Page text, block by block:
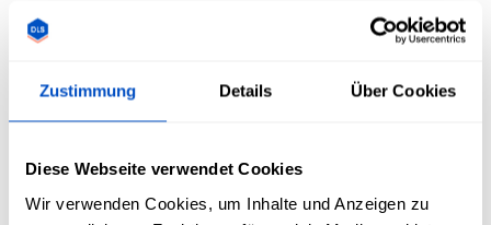
Zustimmung Details Über Cookies
Diese Webseite verwendet Cookies
Wir verwenden Cookies, um Inhalte und Anzeigen zu
weg. Sollten Teile des Etiketts fehlen, wiederhole den
Vorgang, bis das gesamte Design aufgebracht ist.
Lass das Etikett und den Stoff vollständig abkühlen, bevor
du weiterarbeitest. Das dauert in der Regel ein bis zwei
Minuten. Dieser Abkühlungsprozess trägt dazu bei, dass
Sobald das Etikett abgekühlt ist, ziehe vorsichtig die
Trägerfolie ab. Sollte ein Teil des Motivs noch an der Folie